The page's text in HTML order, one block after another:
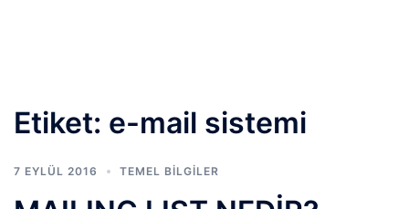
Etiket: e-mail sistemi
7 EYLÜL 2016 TEMEL BİLGİLER